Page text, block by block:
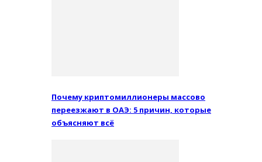
Почему криптомиллионеры массово
переезжают в ОАЭ: 5 причин, которые
объясняют всё